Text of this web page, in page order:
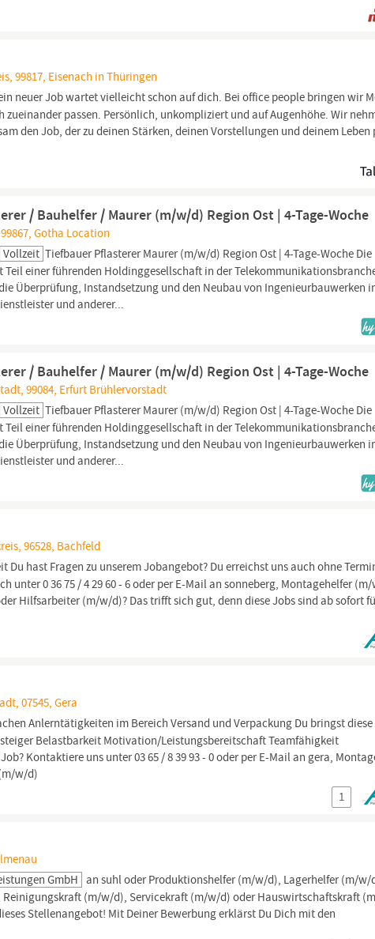
99817, Eisenach in Thüringen
neuer Job wartet vielleicht schon auf dich. Bei office people bringen wir
passen. Persönlich, unkompliziert und auf Augenhöhe. Wir
den Job, der zu deinen Stärken, deinen Vorstellungen und deinem Leben
/ Bauhelfer / Maurer (m/w/d) Region Ost | 4-Tage-Woche
Gotha Location
Vollzeit Tiefbauer Pflasterer Maurer (m⁠/⁠w⁠/⁠d) Region Ost | 4-Tage-Woche Die
Teil einer führenden Holdinggesellschaft in der
Überprüfung, Instandsetzung und den Neubau von Ingenieurbauwerken
und anderer...
/ Bauhelfer / Maurer (m/w/d) Region Ost | 4-Tage-Woche
99084, Erfurt Brühlervorstadt
Vollzeit Tiefbauer Pflasterer Maurer (m⁠/⁠w⁠/⁠d) Region Ost | 4-Tage-Woche Die
Teil einer führenden Holdinggesellschaft in der
Überprüfung, Instandsetzung und den Neubau von Ingenieurbauwerken
und anderer...
96528, Bachfeld
Du hast Fragen zu unserem Jobangebot? Du erreichst uns auch ohne
unter 0 36 75 / 4 29 60 - 6 oder per E-Mail an sonneberg, Montagehelfer
Hilfsarbeiter (m/w/d)? Das trifft sich gut, denn diese Jobs sind ab sofort
07545, Gera
Anlerntätigkeiten im Bereich Versand und Verpackung Du bringst diese
Belastbarkeit Motivation/Leistungsbereitschaft Teamfähigkeit
Kontaktiere uns unter 03 65 / 8 39 93 - 0 oder per E-Mail an gera,
w/d)
1
GmbH an suhl oder Produktionshelfer (m/w/d), Lagerhelfer (m/w/
(m/w/d), Servicekraft (m/w/d) oder Hauswirtschaftskraft
Stellenangebot! Mit Deiner Bewerbung erklärst Du Dich mit den